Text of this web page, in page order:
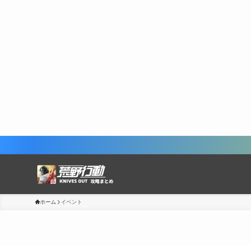
ホーム イベント